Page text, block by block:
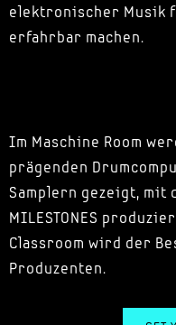
elektronischer Musik
erfahrbar machen.
Im Maschine Room
prägenden
Samplern gezeigt, mit
MILESTONES
Classroom wird der
Produzenten.